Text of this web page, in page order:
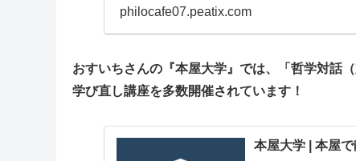
philocafe07.peatix.com
おすいちさんの『本屋大学』では、「哲学対話
学び直し講座を多数開催されています！
本屋大学 | 本屋